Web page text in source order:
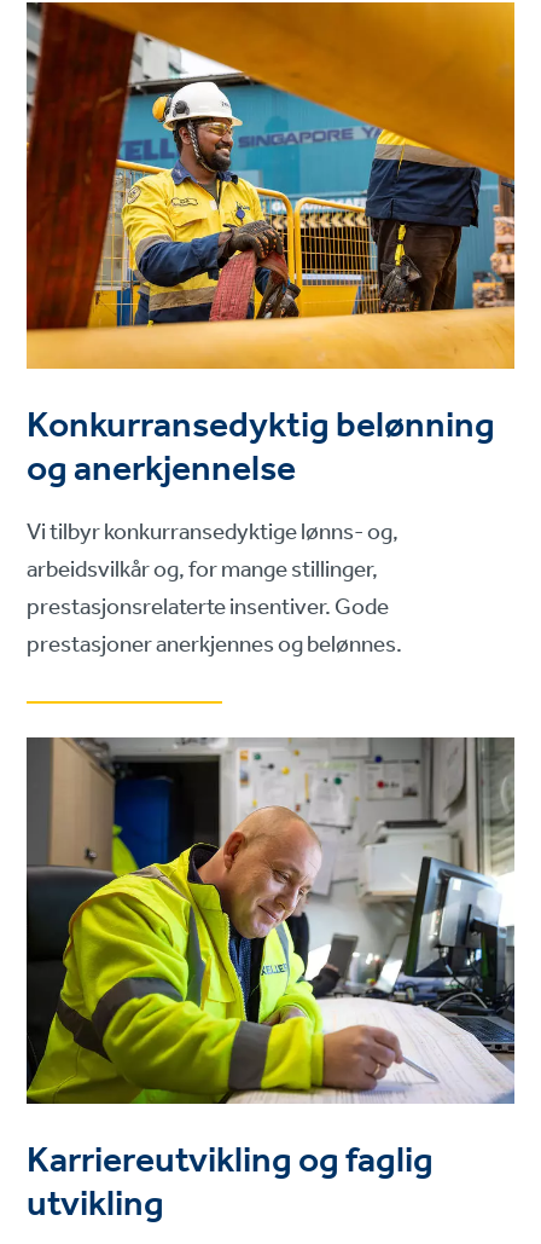
Konkurransedyktig belønning
og anerkjennelse
Vi tilbyr konkurransedyktige lønns- og,
arbeidsvilkår og, for mange stillinger,
prestasjonsrelaterte insentiver. Gode
prestasjoner anerkjennes og belønnes.
Karriereutvikling og faglig
utvikling